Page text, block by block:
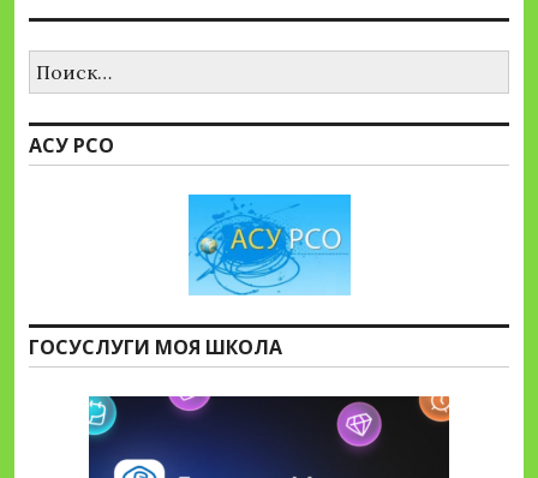
АСУ РСО
ГОСУСЛУГИ МОЯ ШКОЛА